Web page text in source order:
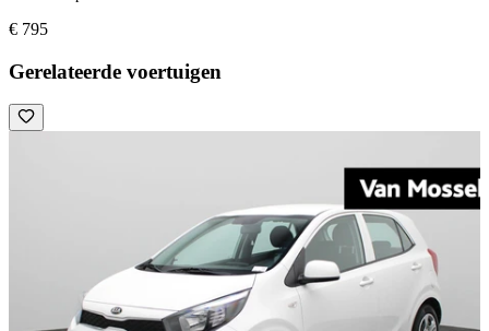
€ 795
Gerelateerde voertuigen